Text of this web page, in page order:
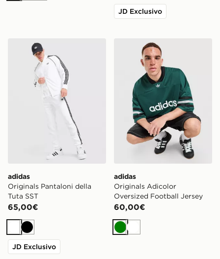
JD Exclusivo
adidas Originals Pantaloni della Tuta SST
adidas
Originals Pantaloni della
Tuta SST
65,00€
Bianco
Nero
JD Exclusivo
adidas Originals Adicolor
adidas
Originals Adicolor
Oversized Football Jersey
60,00€
VerdeBianco